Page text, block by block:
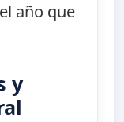
año que
y